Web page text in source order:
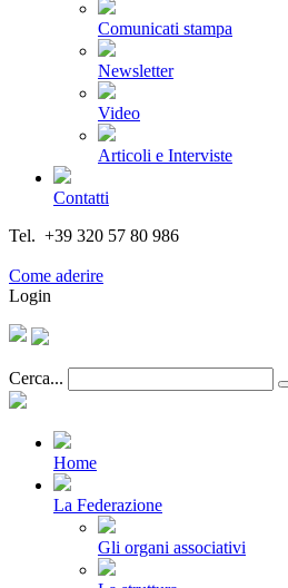
Comunicati stampa
Newsletter
Video
Articoli e Interviste
Contatti
Tel. +39 320 57 80 986
Come aderire
Login
Cerca...
Home
La Federazione
Gli organi associativi